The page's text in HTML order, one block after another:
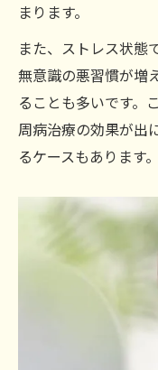
まります。
また、ストレス状態
無意識の悪習慣が増
ることも多いです。
周病治療の効果が出
るケースもあります。